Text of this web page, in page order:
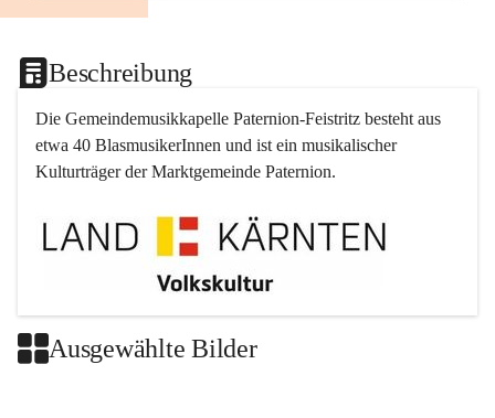
Beschreibung
Die Gemeindemusikkapelle Paternion-Feistritz besteht aus
etwa 40 BlasmusikerInnen und ist ein musikalischer
Kulturträger der Marktgemeinde Paternion.
Ausgewählte Bilder